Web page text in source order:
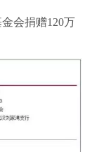
会捐赠120万